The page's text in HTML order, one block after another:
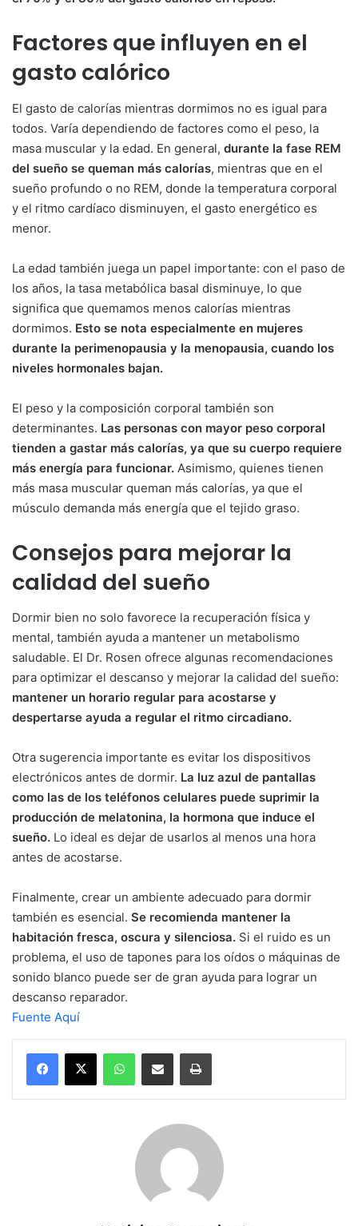
Factores que influyen en el
gasto calórico
El gasto de calorías mientras dormimos no es igual para
todos. Varía dependiendo de factores como el peso, la
masa muscular y la edad. En general, durante la fase REM
del sueño se queman más calorías, mientras que en el
sueño profundo o no REM, donde la temperatura corporal
y el ritmo cardíaco disminuyen, el gasto energético es
menor.
La edad también juega un papel importante: con el paso de
los años, la tasa metabólica basal disminuye, lo que
significa que quemamos menos calorías mientras
dormimos. Esto se nota especialmente en mujeres
durante la perimenopausia y la menopausia, cuando los
niveles hormonales bajan.
El peso y la composición corporal también son
determinantes. Las personas con mayor peso corporal
tienden a gastar más calorías, ya que su cuerpo requiere
más energía para funcionar. Asimismo, quienes tienen
más masa muscular queman más calorías, ya que el
músculo demanda más energía que el tejido graso.
Consejos para mejorar la
calidad del sueño
Dormir bien no solo favorece la recuperación física y
mental, también ayuda a mantener un metabolismo
saludable. El Dr. Rosen ofrece algunas recomendaciones
para optimizar el descanso y mejorar la calidad del sueño:
mantener un horario regular para acostarse y
despertarse ayuda a regular el ritmo circadiano.
Otra sugerencia importante es evitar los dispositivos
electrónicos antes de dormir. La luz azul de pantallas
como las de los teléfonos celulares puede suprimir la
producción de melatonina, la hormona que induce el
sueño. Lo ideal es dejar de usarlos al menos una hora
antes de acostarse.
Finalmente, crear un ambiente adecuado para dormir
también es esencial. Se recomienda mantener la
habitación fresca, oscura y silenciosa. Si el ruido es un
problema, el uso de tapones para los oídos o máquinas de
sonido blanco puede ser de gran ayuda para lograr un
descanso reparador.
Fuente Aquí